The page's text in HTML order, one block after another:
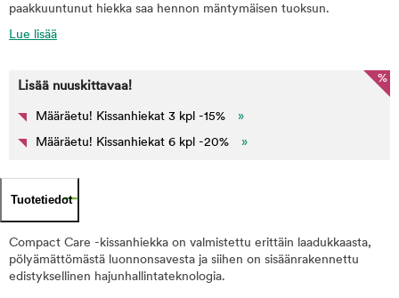
paakkuuntunut hiekka saa hennon mäntymäisen tuoksun.
Lue lisää
%
Lisää nuuskittavaa!
Määräetu! Kissanhiekat 3 kpl -15%
»
Määräetu! Kissanhiekat 6 kpl -20%
»
Tuotetiedot
Compact Care -kissanhiekka on valmistettu erittäin laadukkaasta,
pölyämättömästä luonnonsavesta ja siihen on sisäänrakennettu
edistyksellinen hajunhallintateknologia.